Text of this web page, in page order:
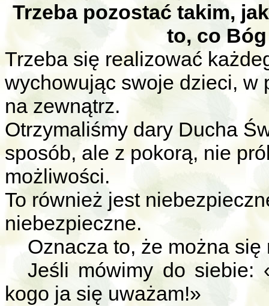
Trzeba pozostać takim,
to, co
Trzeba się realizować
wychowując swoje dzieci, w
na zewnątrz.
Otrzymaliśmy dary Ducha
sposób, ale z pokorą, nie
możliwości.
To również jest
niebezpieczne.
Oznacza to, że można
Jeśli mówimy do
kogo ja się uważam!»